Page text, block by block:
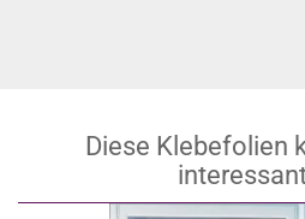
Diese Klebefolien